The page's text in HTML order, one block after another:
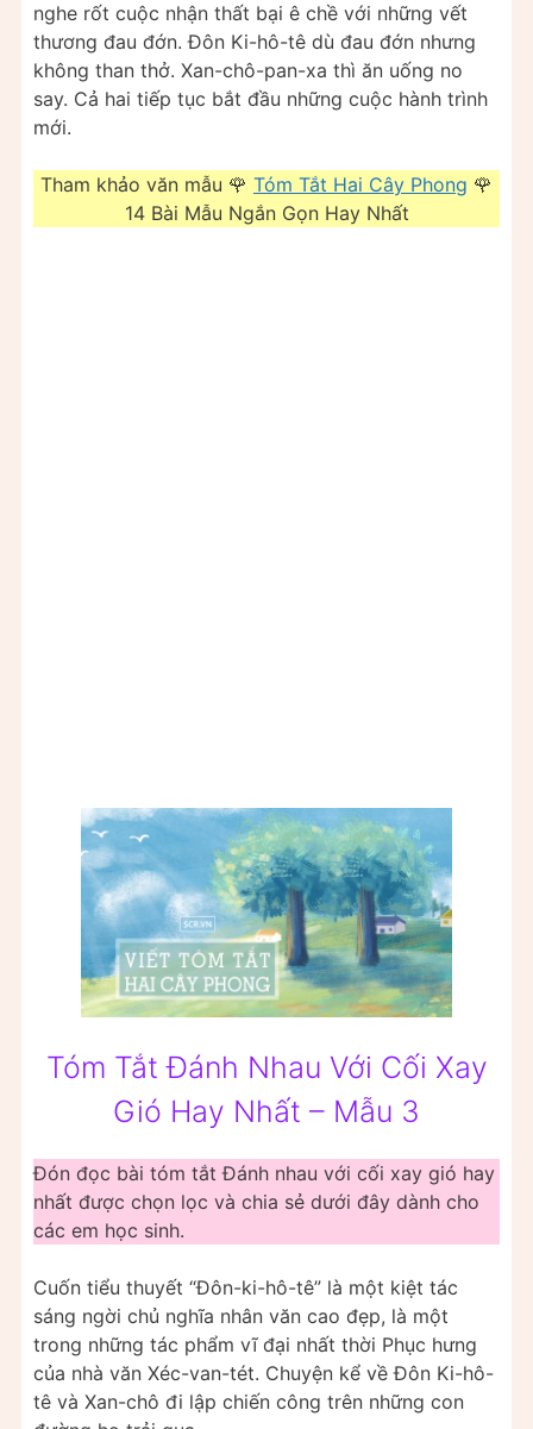
nghe rốt cuộc nhận thất bại ê chề với những vết
thương đau đớn. Đôn Ki-hô-tê dù đau đớn nhưng
không than thở. Xan-chô-pan-xa thì ăn uống no
say. Cả hai tiếp tục bắt đầu những cuộc hành trình
mới.
Tham khảo văn mẫu 🌹 Tóm Tắt Hai Cây Phong 🌹
14 Bài Mẫu Ngắn Gọn Hay Nhất
Tóm Tắt Đánh Nhau Với Cối Xay
Gió Hay Nhất – Mẫu 3
Đón đọc bài tóm tắt Đánh nhau với cối xay gió hay
nhất được chọn lọc và chia sẻ dưới đây dành cho
các em học sinh.
Cuốn tiểu thuyết “Đôn-ki-hô-tê” là một kiệt tác
sáng ngời chủ nghĩa nhân văn cao đẹp, là một
trong những tác phẩm vĩ đại nhất thời Phục hưng
của nhà văn Xéc-van-tét. Chuyện kể về Đôn Ki-hô-
tê và Xan-chô đi lập chiến công trên những con